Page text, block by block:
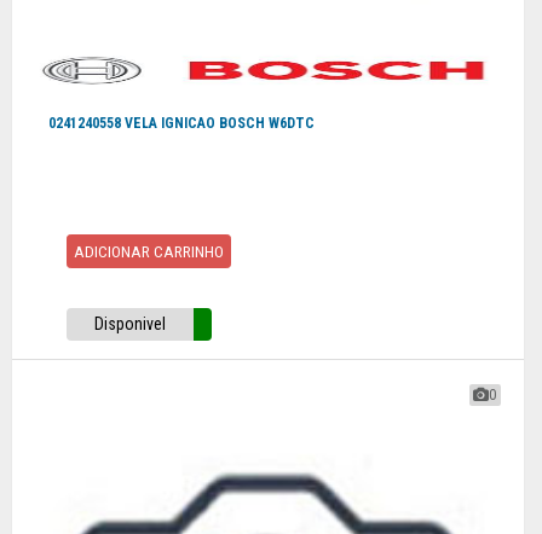
0241240558 VELA IGNICAO BOSCH W6DTC
ADICIONAR CARRINHO
Disponivel
0